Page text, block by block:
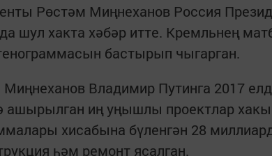
Рөстәм Миңнеханов Россия
шул хакта хәбәр итте. Кремльнең
бастырып чыгарган.
Владимир Путинга 2017
ашырылган иң уңышлы проектлар
хисабына бүленгән 28
һәм ремонт ясалган.